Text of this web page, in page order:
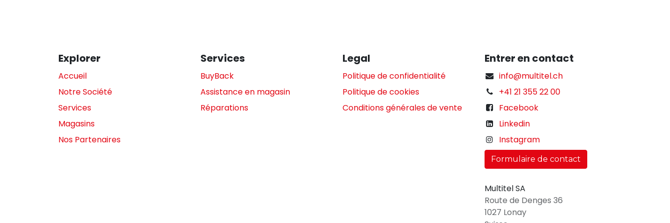
Explorer
Accueil
Notre Société
Services
Magasins
Nos Partenaires
Services
BuyBack
Assistance en magasin
Réparations
Legal
Politique de confidentialité
Politique de cookies
Conditions générales de vente
Entrer en contact
info@multitel.ch
+41 21 355 22 00
Facebook
Linkedin
Instagram
Formulaire de contact
Multitel SA
Route de Denges 36
1027 Lonay